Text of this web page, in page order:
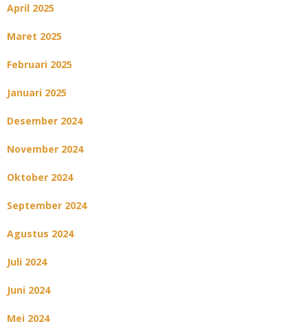
April 2025
Maret 2025
Februari 2025
Januari 2025
Desember 2024
November 2024
Oktober 2024
September 2024
Agustus 2024
Juli 2024
Juni 2024
Mei 2024